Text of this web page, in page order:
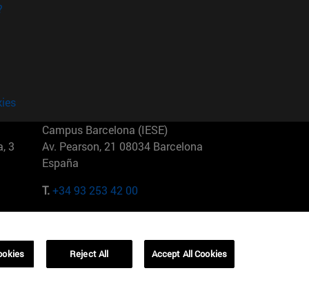
3
Campus Barcelona (IESE)
Av. Pearson, 21 08034 Barcelona
España
T.+34 93 253 42 00
01321001 Bela Vista Brasil
Reject All Accept All Cookies